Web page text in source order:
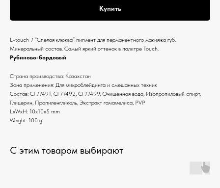
Купить
L-touch 7 “Спелая клюква” пигмент для перманентного макияжа губ.
Минеральный состав. Самый яркий оттенок в палитре Touch.
Рубиново-бордовый
Страна производства: Казахстан
Зона применения: Для микроблейдинга и смешанных техник
Состав: Cl 77491, Cl 77492, Cl 77499, Очищенная вода, Изопропиловый спирт,
Глицерин, Пропиленгликоль, Экстракт гамамелиса, PVP
LxWxH: 10x10x5 mm
Weight: 100 g
С этим товаром выбирают